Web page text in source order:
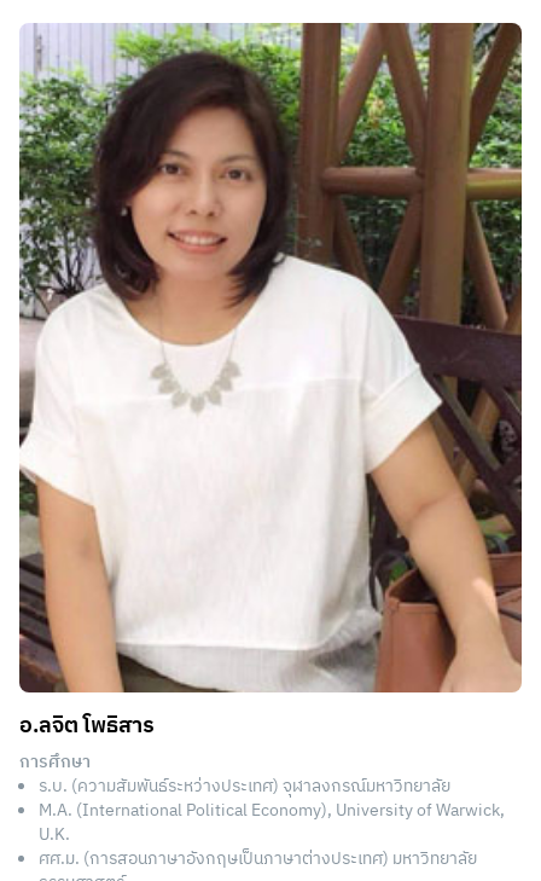
อ.ลจิต โพธิสาร
การศึกษา
ร.บ. (ความสัมพันธ์ระหว่างประเทศ) จุฬาลงกรณ์มหาวิทยาลัย
M.A. (International Political Economy), University of Warwick,
U.K.
ศศ.ม. (การสอนภาษาอังกฤษเป็นภาษาต่างประเทศ) มหาวิทยาลัย